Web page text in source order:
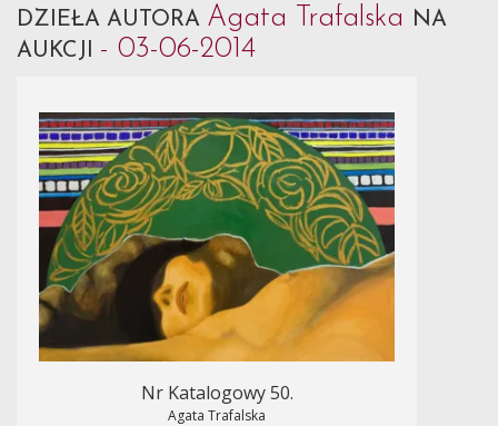
DZIEŁA AUTORA Agata Trafalska NA
AUKCJI - 03-06-2014
Nr Katalogowy 50.
Agata Trafalska